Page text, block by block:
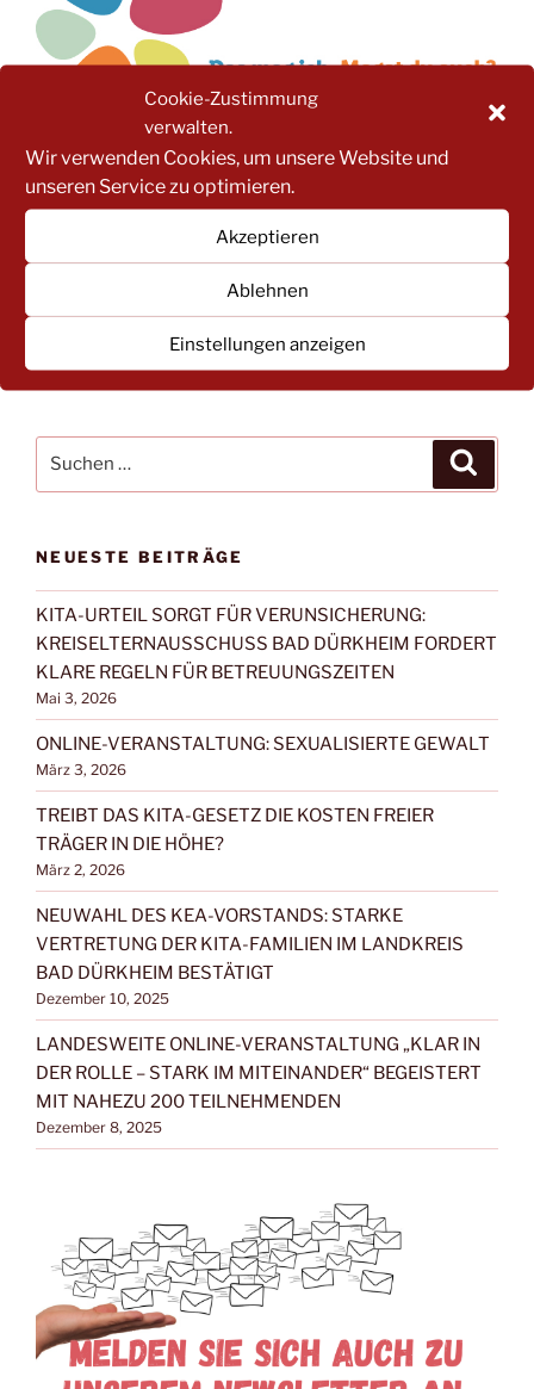
Cookie-Zustimmung
verwalten.
Wir verwenden Cookies, um unsere Website und
unseren Service zu optimieren.
Akzeptieren
Ablehnen
Einstellungen anzeigen
Für weitere Infos einfach hier klicken!
NACH BEITRAGSKATEGORIEN FILTERN:
FILTERN:
nach:
NEUESTE BEITRÄGE
KITA-URTEIL SORGT FÜR VERUNSICHERUNG:
KREISELTERNAUSSCHUSS BAD DÜRKHEIM FORDERT
KLARE REGELN FÜR BETREUUNGSZEITEN
Mai 3, 2026
ONLINE-VERANSTALTUNG: SEXUALISIERTE GEWALT
März 3, 2026
TREIBT DAS KITA-GESETZ DIE KOSTEN FREIER
TRÄGER IN DIE HÖHE?
März 2, 2026
NEUWAHL DES KEA-VORSTANDS: STARKE
VERTRETUNG DER KITA-FAMILIEN IM LANDKREIS
BAD DÜRKHEIM BESTÄTIGT
Dezember 10, 2025
LANDESWEITE ONLINE-VERANSTALTUNG „KLAR IN
DER ROLLE – STARK IM MITEINANDER“ BEGEISTERT
MIT NAHEZU 200 TEILNEHMENDEN
Dezember 8, 2025